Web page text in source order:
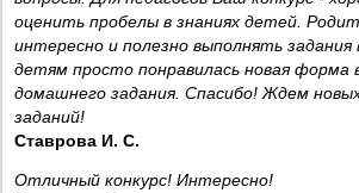
оценить пробелы в знаниях детей.
интересно и полезно выполнять
детям просто понравилась новая форма
домашнего задания. Спасибо! Ждем
заданий!
Ставрова И. С.
Отличный конкурс! Интересно!